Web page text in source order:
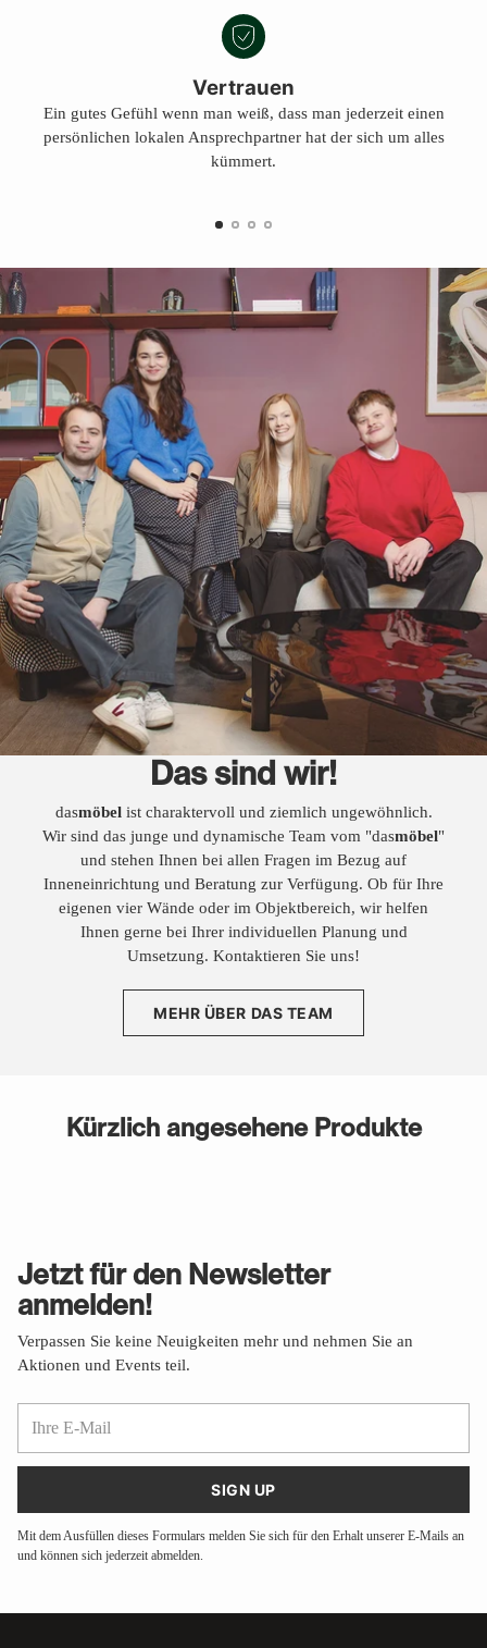
Vertrauen
Ein gutes Gefühl wenn man weiß, dass man jederzeit einen
persönlichen lokalen Ansprechpartner hat der sich um alles
kümmert.
Das sind wir!
dasmöbelist charaktervoll und ziemlich ungewöhnlich.
Wir sind das junge und dynamische Team vom "dasmöbel"
und stehen Ihnen bei allen Fragen im Bezug auf
Inneneinrichtung und Beratung zur Verfügung. Ob für Ihre
eigenen vier Wände oder im Objektbereich, wir helfen
Ihnen gerne bei Ihrer individuellen Planung und
Umsetzung. Kontaktieren Sie uns!
MEHR ÜBER DAS TEAM
Kürzlich angesehene Produkte
Jetzt für den Newsletter
anmelden!
Verpassen Sie keine Neuigkeiten mehr und nehmen Sie an
Aktionen und Events teil.
SIGN UP
Mit dem Ausfüllen dieses Formulars melden Sie sich für den Erhalt unserer E-Mails an
und können sich jederzeit abmelden.